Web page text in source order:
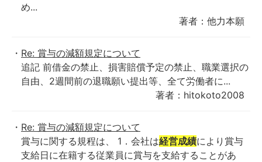
め...
著者：他力本願
Re: 賞与の減額規定について
追記 前借金の禁止、損害賠償予定の禁止、職業選択の
自由、2週間前の退職願い提出等、全て労働者に...
著者：hitokoto2008
Re: 賞与の減額規定について
賞与に関する規程は、 1．会社は経営成績により賞与
支給日に在籍する従業員に賞与を支給することがあ